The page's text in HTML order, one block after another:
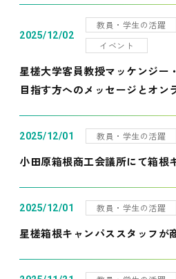
2025/12/02
教員・学生の活躍
イベント
星槎大学客員教授マッケンジー
目指す方へのメッセージとオン
2025/12/01 教員・学生の活躍
小田原箱根商工会議所にて箱根
2025/12/01 教員・学生の活躍
星槎箱根キャンパススタッフが